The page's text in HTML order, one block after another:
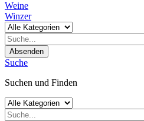
Weine
Winzer
Absenden
Suche
Suchen und Finden